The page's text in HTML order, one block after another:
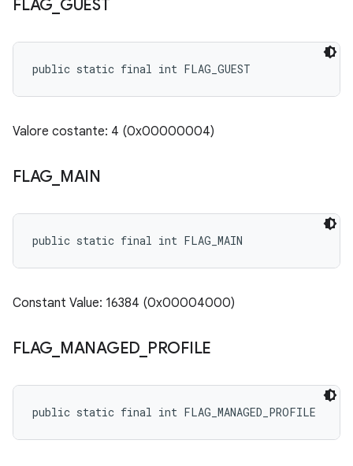
FLAG GUEST
public static final int FLAG_GUEST
Valore costante: 4 (0x00000004)
FLAG MAIN
public static final int FLAG_MAIN
Constant Value: 16384 (0x00004000)
FLAG MANAGED PROFILE
public static final int FLAG_MANAGED_PROFILE